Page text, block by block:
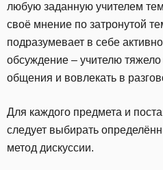
любую заданную учителем
своё мнение по затронутой
подразумевает в себе
обсуждение – учителю
общения и вовлекать в
Для каждого предмета и
следует выбирать
метод дискуссии.